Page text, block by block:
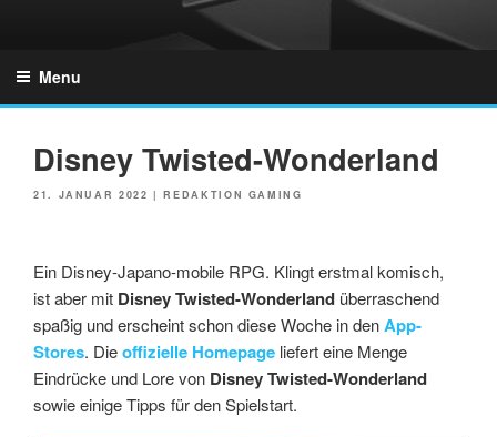
Menu
Disney Twisted-Wonderland
POSTED
21. JANUAR 2022 |REDAKTION GAMING
Ein Disney-Japano-mobile RPG. Klingt erstmal komisch,
ist aber mit Disney Twisted-Wonderland überraschend
spaßig und erscheint schon diese Woche in denApp-
Stores. Dieoffizielle Homepage liefert eine Menge
Eindrücke und Lore von Disney Twisted-Wonderland
sowie einige Tipps für den Spielstart.